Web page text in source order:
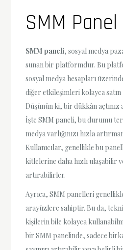
SMM
SMM paneli, sosyal medya
sunan bir platformdur. Bu
sosyal medya hesapları
diğer etkileşimleri kolayca satın
Düşünün ki, bir dükkân açtınız
İşte SMM paneli, bu durumu
medya varlığınızı hızla
Kullanıcılar, genellikle bu
kitlelerine daha hızlı ulaşabilir
artırabilirler.
Ayrıca, SMM panelleri
arayüzlere sahiptir. Bu da,
kişilerin bile kolayca
bir SMM panelinde, sadece